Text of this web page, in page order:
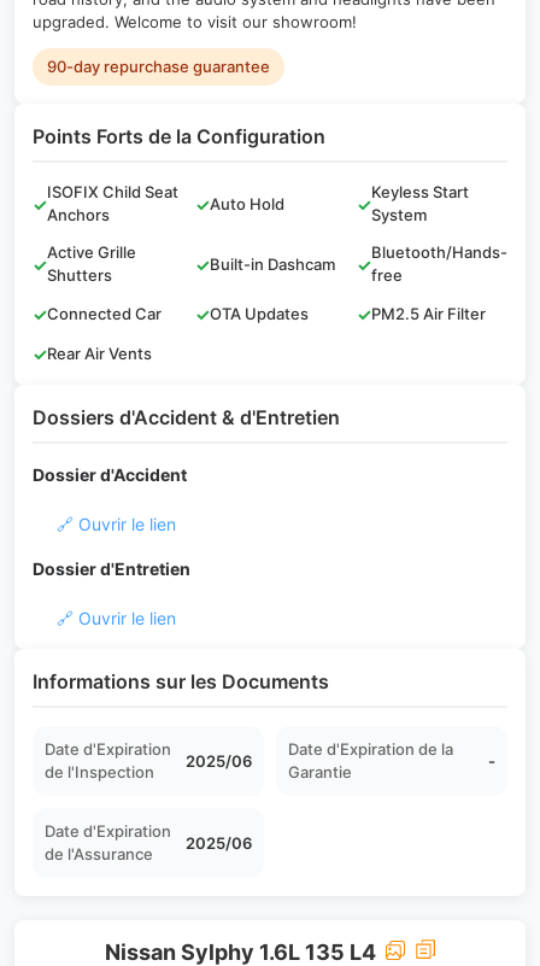
upgraded. Welcome to visit our showroom!
90-day repurchase guarantee
Points Forts de la Configuration
✓
ISOFIX Child Seat
Anchors
✓Auto Hold ✓
Keyless Start
System
✓
Active Grille
Shutters
✓Built-in Dashcam ✓
Bluetooth/Hands-
free
✓Connected Car ✓OTA Updates ✓PM2.5 Air Filter
✓Rear Air Vents
Dossiers d'Accident & d'Entretien
Dossier d'Accident
🔗 Ouvrir le lien
Dossier d'Entretien
🔗 Ouvrir le lien
Informations sur les Documents
Date d'Expiration
de l'Inspection
2025/06
Date d'Expiration de la
Garantie
-
Date d'Expiration
de l'Assurance
2025/06
Nissan Sylphy 1.6L 135 L4